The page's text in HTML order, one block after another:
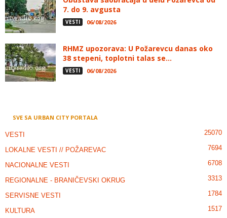
7. do 9. avgusta
VESTI 06/08/2026
RHMZ upozorava: U Požarevcu danas oko
38 stepeni, toplotni talas se...
VESTI 06/08/2026
SVE SA URBAN CITY PORTALA
VESTI 25070
LOKALNE VESTI // POŽAREVAC 7694
NACIONALNE VESTI 6708
REGIONALNE - BRANIČEVSKI OKRUG 3313
SERVISNE VESTI 1784
KULTURA 1517